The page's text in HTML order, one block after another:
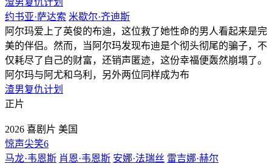
约书亚·萨达索 米歇尔·齐迪斯
阿尔玛爱上了英俊的布迪，这位救了她性命的男人看起来是完
美的伴侣。然而，当阿尔玛发现布迪是个彻头彻尾的骗子，不
仅耗尽了自己的财富，还销声匿迹，这份幸福便轰然崩塌了。
阿尔玛与阿尤和乌利，另外两位同样成为布
渣男复仇计划
正片
2026 喜剧片 美国
惊声尖笑6
马龙·韦恩斯 肖恩·韦恩斯 安娜·法瑞丝 雷吉娜·赫尔